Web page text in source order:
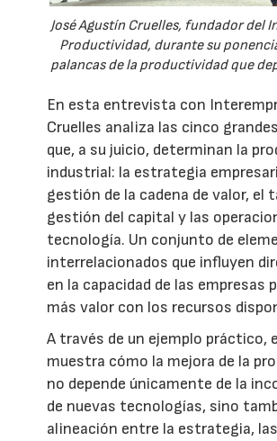
José Agustín Cruelles, fundador del
Productividad, durante su
palancas de la productividad que
En esta entrevista con
Cruelles analiza las cinco
que, a su juicio, determinan la
industrial: la estrategia
gestión de la cadena de valor, el
gestión del capital y las
tecnología. Un conjunto de
interrelacionados que influyen
en la capacidad de las empresas
más valor con los recursos
A través de un ejemplo práctico,
muestra cómo la mejora de la
no depende únicamente de la
de nuevas tecnologías, sino
alineación entre la estrategia,